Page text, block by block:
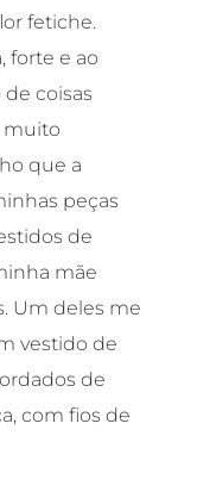
fetiche.
forte e ao
coisas
muito
que a
peças
de
mãe
Um deles me
vestido de
de
com fios de